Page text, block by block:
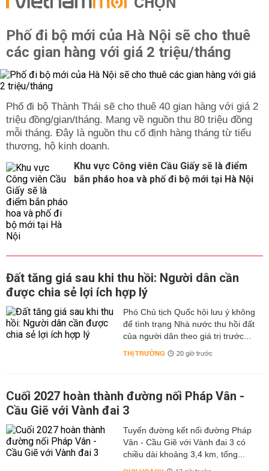
Phố đi bộ mới của Hà Nội sẽ cho thuê
các gian hàng với giá 2 triệu/tháng
Phố đi bộ Thành Thái sẽ cho thuê 40 gian hàng với giá 2
triệu đồng/gian/tháng. Mang về nguồn thu 80 triệu đồng
mỗi tháng. Đây là nguồn thu cố định hàng tháng từ tiểu
thương, hộ kinh doanh.
Khu vực Công viên Cầu Giấy sẽ là điểm
bắn pháo hoa và phố đi bộ mới tại Hà Nội
Đất tăng giá sau khi thu hồi: Người dân cần
được chia sẻ lợi ích hợp lý
Phó Chủ tịch Quốc hội lưu ý không
để tình trạng Nhà nước thu hồi đất
của người dân theo giá trị trước...
THỊ TRƯỜNG 20 giờ trước
Cuối 2027 hoàn thành đường nối Pháp Vân -
Cầu Giẽ với Vành đai 3
Tuyến đường kết nối đường Pháp
Vân - Cầu Giẽ với Vành đai 3 có
chiều dài khoảng 3,4 km, tổng...